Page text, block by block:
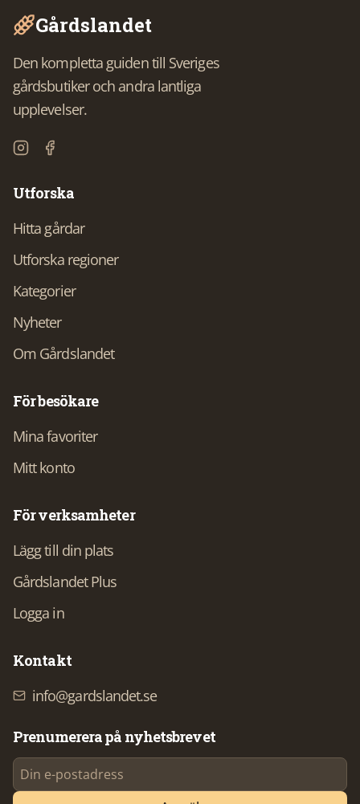
Gårdslandet
Den kompletta guiden till Sveriges
gårdsbutiker och andra lantliga
upplevelser.
Utforska
Hitta gårdar
Utforska regioner
Kategorier
Nyheter
Om Gårdslandet
För besökare
Mina favoriter
Mitt konto
För verksamheter
Lägg till din plats
Gårdslandet Plus
Logga in
Kontakt
info@gardslandet.se
Prenumerera på nyhetsbrevet